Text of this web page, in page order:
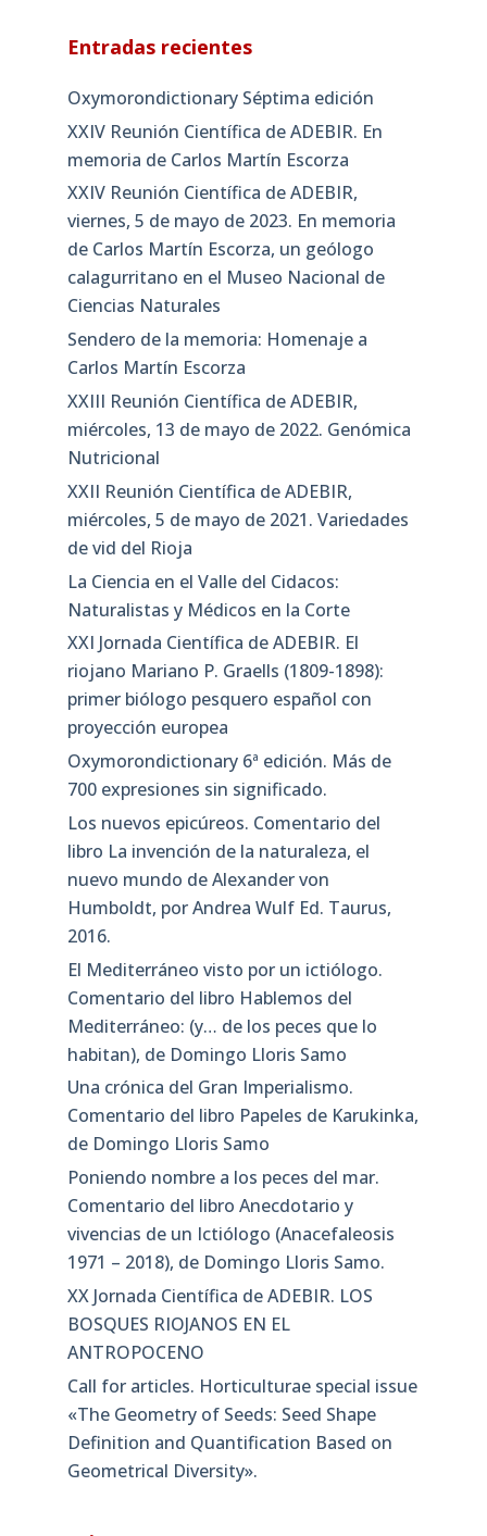
Entradas recientes
Oxymorondictionary Séptima edición
XXIV Reunión Científica de ADEBIR. En
memoria de Carlos Martín Escorza
XXIV Reunión Científica de ADEBIR,
viernes, 5 de mayo de 2023. En memoria
de Carlos Martín Escorza, un geólogo
calagurritano en el Museo Nacional de
Ciencias Naturales
Sendero de la memoria: Homenaje a
Carlos Martín Escorza
XXIII Reunión Científica de ADEBIR,
miércoles, 13 de mayo de 2022. Genómica
Nutricional
XXII Reunión Científica de ADEBIR,
miércoles, 5 de mayo de 2021. Variedades
de vid del Rioja
La Ciencia en el Valle del Cidacos:
Naturalistas y Médicos en la Corte
XXI Jornada Científica de ADEBIR. El
riojano Mariano P. Graells (1809-1898):
primer biólogo pesquero español con
proyección europea
Oxymorondictionary 6ª edición. Más de
700 expresiones sin significado.
Los nuevos epicúreos. Comentario del
libro La invención de la naturaleza, el
nuevo mundo de Alexander von
Humboldt, por Andrea Wulf Ed. Taurus,
2016.
El Mediterráneo visto por un ictiólogo.
Comentario del libro Hablemos del
Mediterráneo: (y… de los peces que lo
habitan), de Domingo Lloris Samo
Una crónica del Gran Imperialismo.
Comentario del libro Papeles de Karukinka,
de Domingo Lloris Samo
Poniendo nombre a los peces del mar.
Comentario del libro Anecdotario y
vivencias de un Ictiólogo (Anacefaleosis
1971 – 2018), de Domingo Lloris Samo.
XX Jornada Científica de ADEBIR. LOS
BOSQUES RIOJANOS EN EL
ANTROPOCENO
Call for articles. Horticulturae special issue
«The Geometry of Seeds: Seed Shape
Definition and Quantification Based on
Geometrical Diversity»​.